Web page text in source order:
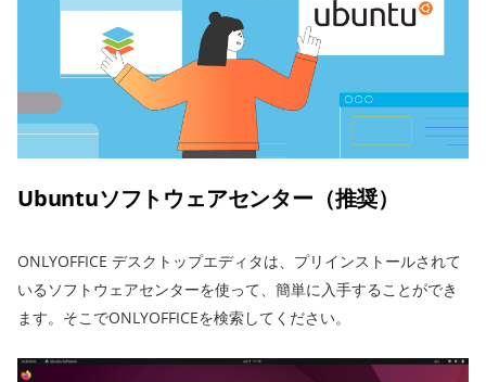
Ubuntuソフトウェアセンター（推奨）
ONLYOFFICE デスクトップエディタは、プリインストールされて
いるソフトウェアセンターを使って、簡単に入手することができ
ます。そこでONLYOFFICEを検索してください。